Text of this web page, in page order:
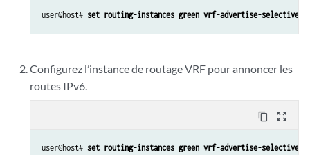
user@host# set routing-instances green vrf-advertise-selective
Configurez l’instance de routage VRF pour annoncer les
routes IPv6.
content_copy zoom_out_map
user@host# set routing-instances green vrf-advertise-selective